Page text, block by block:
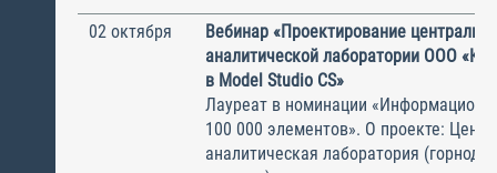
02 октября
Вебинар «Проектирование
аналитической лаборатории ООО
в Model Studio CS»
Лауреат в номинации
100 000 элементов». О проекте:
аналитическая лаборатория